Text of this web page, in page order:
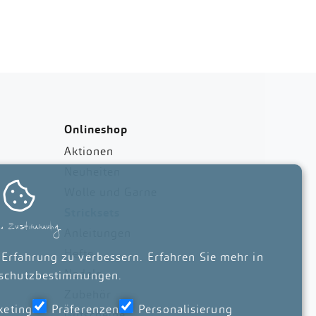
Onlineshop
Aktionen
Hefte
Nadeln

Zustimmung
zu verbessern. Erfahren Sie mehr in
.
Präferenzen Personalisierung